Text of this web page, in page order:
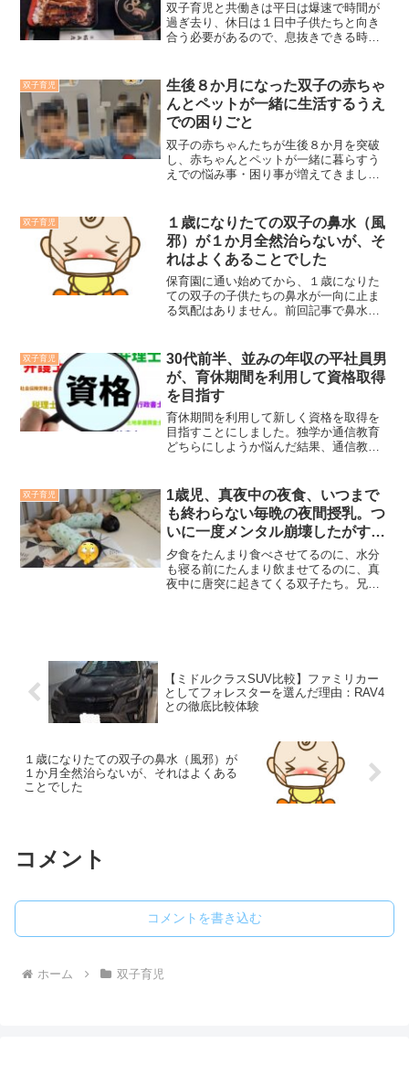
双子育児と共働きは平日は爆速で時間が
過ぎ去り、休日は１日中子供たちと向き
合う必要があるので、息抜きできる時間
めて、いろんな面で鬱陶しく、個人的に
は休日の方が精神的にはしんどいです。
ストレスでパンクまでは行ってません
が、たまに空気が漏れてるような状況に
陥ることがあります。そのような怒涛の
日々を過ごすなかで、自分がパンクしな
いようにどこかで息抜きは必要だと思っ
てます。本記事では、双子育児と共働き
る息抜きできるタイミングを紹介しま
す。
双子育児
生後８か月になった双子の赤ちゃ
んとペットが一緒に生活するうえ
での困りごと
双子の赤ちゃんたちが生後８か月を突破
し、赤ちゃんとペットが一緒に暮らすう
えでの悩み事・困り事が増えてきまし
す。なお我が家のかわいいペットは犬で
あり、犬種は「４歳児のマルチーズ♂」
です。
双子育児
１歳になりたての双子の鼻水（風
邪）が１か月全然治らないが、そ
れはよくあることでした
保育園に通い始めてから、１歳になりた
ての双子の子供たちの鼻水が一向に止ま
る気配はありません。前回記事で鼻水の
にこのまま治るまで見守るでいいんか心
配になってきました。そこで今まで発熱
してしんどそうなら、小児科に行ってい
たのですが、耳鼻咽喉科でも風邪を見て
くれることがわかりましたので、風邪の
症状が１か月も続いていることを相談す
べく耳鼻咽喉科に診察に行きました。耳
鼻咽喉科の先生（まさかの先生も双子の
「３歳頃まではこの状態が続くんだ」と
安心ではないですが、ひとまず気に病ま
なくていいことはわかりました。ただ子
供を楽にしてあげるために、親がしてあ
１か月の経験から風邪が治らず続くと
き、我々親は何をすべきかを本記事で紹
介します。
双子育児
30代前半、並みの年収の平社員男
が、育休期間を利用して資格取得
を目指す
育休期間を利用して新しく資格を取得を
目指すことにしました。独学か通信教育
どちらにしようか悩んだ結果、通信教育
ったのか、なぜ通信教育を活用すること
にしたのかを本記事で紹介します。
双子育児
1歳児、真夜中の夜食、いつまで
も終わらない毎晩の夜間授乳。つ
いに一度メンタル崩壊したがすぐ
に復活した話
夕食をたんまり食べさせてるのに、水分
も寝る前にたんまり飲ませてるのに、真
夜中に唐突に起きてくる双子たち。兄は
くれない日もあります。そのような不安
定な日々をイライラしながらもなんとか
乗り越えてきましたが、1ヶ月後くらいに
突如としてメンタルが崩壊しました。た
起することができました。このメンタル
が浮き沈みした日のことを本記事で紹介
します。
【ミドルクラスSUV比較】ファミリカー
としてフォレスターを選んだ理由：RAV4
との徹底比較体験
１歳になりたての双子の鼻水（風邪）が
１か月全然治らないが、それはよくある
ことでした
コメント
コメントを書き込む
ホーム 双子育児